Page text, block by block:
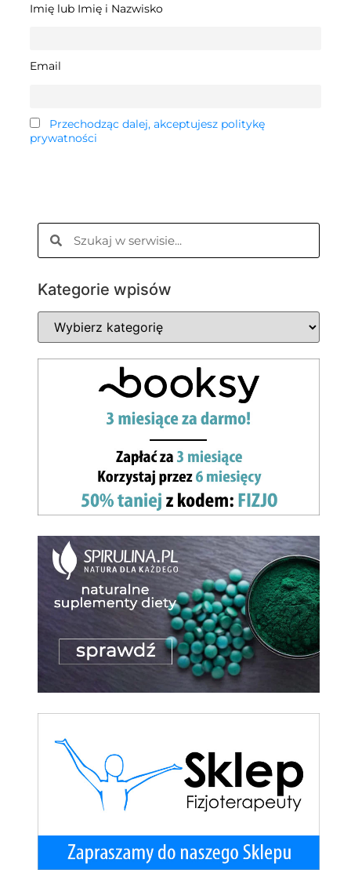
Imię lub Imię i Nazwisko
Email
Przechodząc dalej, akceptujesz politykę
prywatności
Kategorie wpisów